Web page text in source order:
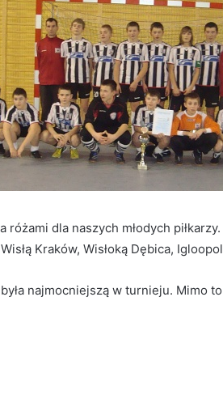
różami dla naszych młodych
Kraków, Wisłoką Dębica,
najmocniejszą w turnieju. Mimo